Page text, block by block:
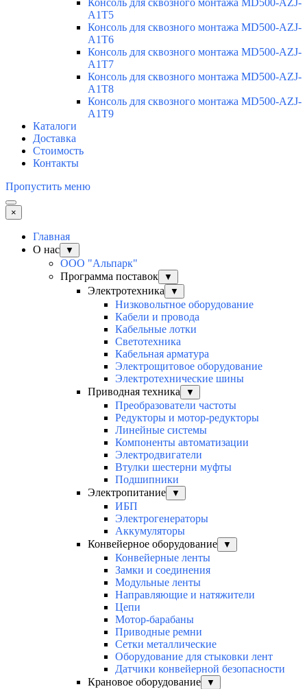
Консоль для сквозного монтажа MD500-AZJ-
A1T5
Консоль для сквозного монтажа MD500-AZJ-
A1T6
Консоль для сквозного монтажа MD500-AZJ-
A1T7
Консоль для сквозного монтажа MD500-AZJ-
A1T8
Консоль для сквозного монтажа MD500-AZJ-
A1T9
Каталоги
Доставка
Стоимость
Контакты
Пропустить меню
×
Главная
О нас
▼
ООО "Альпарк"
Программа поставок
▼
Электротехника ▼
Низковольтное оборудование
Кабели и провода
Кабельные лотки
Светотехника
Кабельная арматура
Электрощитовое оборудование
Электротехнические шины
Приводная техника
▼
Преобразователи частоты
Редукторы и мотор-редукторы
Линейные системы
Компоненты автоматизации
Электродвигатели
Втулки шестерни муфты
Подшипники
Электропитание
▼
ИБП
Электрогенераторы
Аккумуляторы
Конвейерное оборудование
▼
Конвейерные ленты
Замки и соединения
Модульные ленты
Направляющие и натяжители
Цепи
Мотор-барабаны
Приводные ремни
Сетки металлические
Оборудование для стыковки лент
Датчики конвейерной безопасности
Крановое оборудование
▼